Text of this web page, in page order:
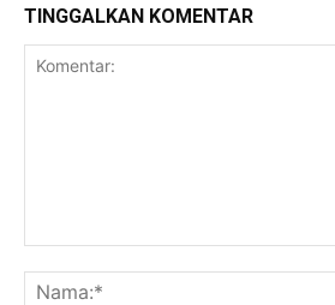
TINGGALKAN KOMENTAR